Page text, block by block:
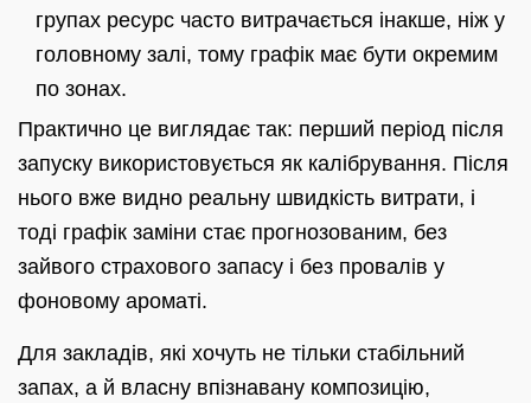
групах ресурс часто витрачається інакше, ніж у
головному залі, тому графік має бути окремим
по зонах.
Практично це виглядає так: перший період після
запуску використовується як калібрування. Після
нього вже видно реальну швидкість витрати, і
тоді графік заміни стає прогнозованим, без
зайвого страхового запасу і без провалів у
фоновому ароматі.
Для закладів, які хочуть не тільки стабільний
запах, а й власну впізнавану композицію,